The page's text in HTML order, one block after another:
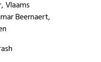
Vlaams
Beernaert,